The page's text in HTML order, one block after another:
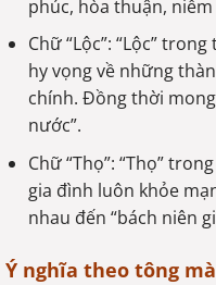
phúc, hòa thuận, niềm
Chữ “Lộc”: “Lộc”
hy vọng về những
chính. Đồng thời
nước”.
Chữ “Thọ”: “Thọ”
gia đình luôn khỏe
nhau đến “bách niên
Ý nghĩa theo tông